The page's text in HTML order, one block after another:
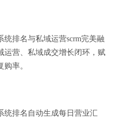
统排名与私域运营scrm完美融
运营、私域成交增长闭环，赋
率。
统排名自动生成每日营业汇